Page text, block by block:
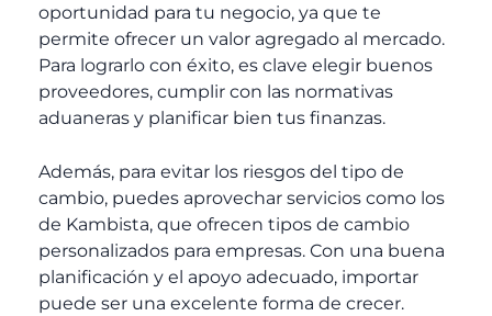
oportunidad para tu negocio, ya que te
permite ofrecer un valor agregado al mercado.
Para lograrlo con éxito, es clave elegir buenos
proveedores, cumplir con las normativas
aduaneras y planificar bien tus finanzas.
Además, para evitar los riesgos del tipo de
cambio, puedes aprovechar servicios como los
de Kambista, que ofrecen tipos de cambio
personalizados para empresas. Con una buena
planificación y el apoyo adecuado, importar
puede ser una excelente forma de crecer.